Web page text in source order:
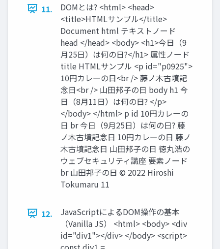
11.
DOMとは? <html> <head>
<title>HTMLサンプル</title>
Document html テキストノード
head </head> <body> <h1>今日（9
月25日）は何の日?</h1> 属性ノード
title HTMLサンプル <p id="p0925">
10円カレーの日<br /> 藤ノ木古墳記
念日<br /> 山田邦子の日 body h1 今
日（8月11日）は何の日? </p>
</body> </html> p id 10円カレーの
日 br 今日（9月25日）は何の日? 藤
ノ木古墳記念日 10円カレーの日 藤ノ
木古墳記念日 山田邦子の日 徳丸浩の
ウェブセキュリティ講座 要素ノード
br 山田邦子の日 © 2022 Hiroshi
Tokumaru 11
12.
JavaScriptによるDOM操作の基本
（Vanilla JS） <html> <body> <div
id="div1"></div> </body> <script>